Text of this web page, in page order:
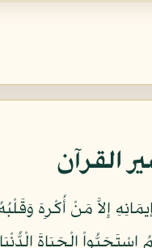
القرآن
إِلاَّ مَنْ أُكْرِهَ